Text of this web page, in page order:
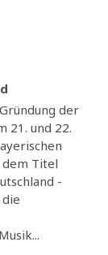
der
21. und 22.
Titel
-